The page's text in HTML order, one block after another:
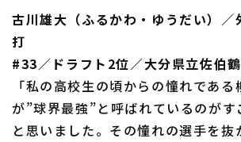
古川雄大（ふるかわ・ゆうだい）／
打
#33／ドラフト2位／大分県立佐伯
「私の高校生の頃からの憧れであ
が”球界最強”と呼ばれているのがす
と思いました。その憧れの選手を抜